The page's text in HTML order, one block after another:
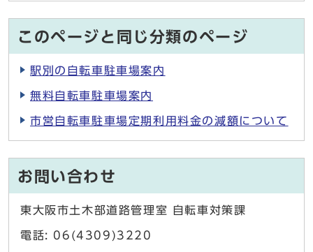
このページと同じ分類のページ
駅別の自転車駐車場案内
無料自転車駐車場案内
市営自転車駐車場定期利用料金の減額について
お問い合わせ
東大阪市土木部道路管理室 自転車対策課
電話: 06(4309)3220